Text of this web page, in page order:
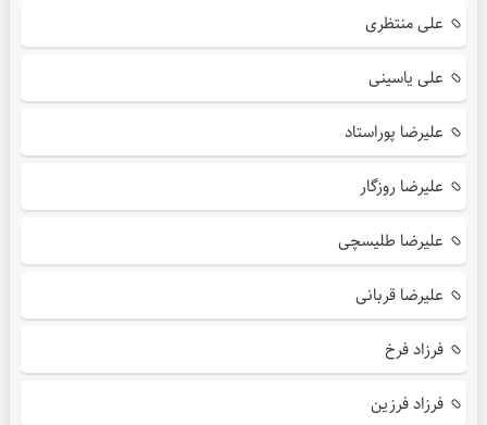
علی منتظری
علی یاسینی
علیرضا پوراستاد
علیرضا روزگار
علیرضا طلیسچی
علیرضا قربانی
فرزاد فرخ
فرزاد فرزین